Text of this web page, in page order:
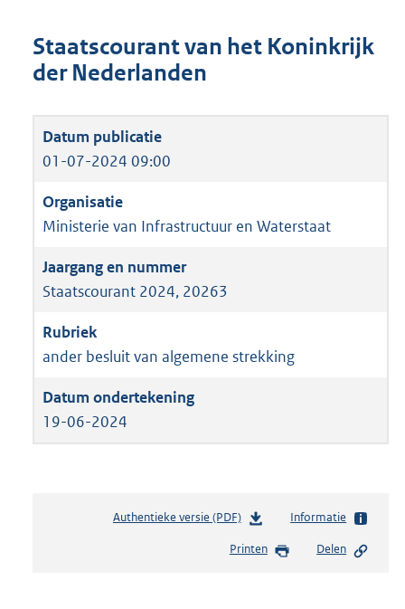
Staatscourant van het Koninkrijk
der Nederlanden
01-07-2024 09:00
Ministerie van Infrastructuur en Waterstaat
Staatscourant 2024, 20263
ander besluit van algemene strekking
19-06-2024
Authentieke versie (PDF)b
s
Informatie
Printen Delen